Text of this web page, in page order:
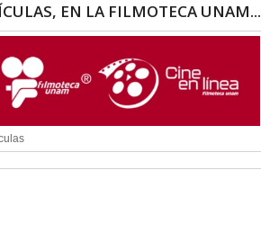
EN LA FILMOTECA UNAM...